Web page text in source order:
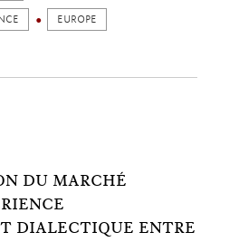
EUROPE
DU MARCHÉ
DIALECTIQUE ENTRE